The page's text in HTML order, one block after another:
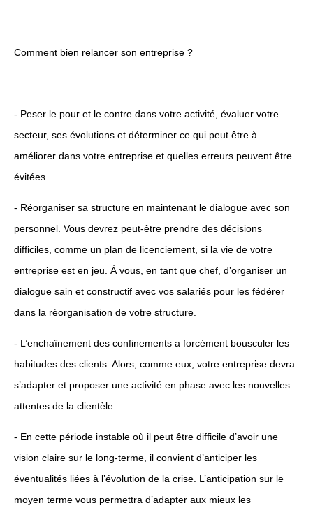
Comment bien relancer son entreprise ?
- Peser le pour et le contre dans votre activité, évaluer votre
secteur, ses évolutions et déterminer ce qui peut être à
améliorer dans votre entreprise et quelles erreurs peuvent être
évitées.
- Réorganiser sa structure en maintenant le dialogue avec son
personnel. Vous devrez peut-être prendre des décisions
difficiles, comme un plan de licenciement, si la vie de votre
entreprise est en jeu. À vous, en tant que chef, d’organiser un
dialogue sain et constructif avec vos salariés pour les fédérer
dans la réorganisation de votre structure.
- L’enchaînement des confinements a forcément bousculer les
habitudes des clients. Alors, comme eux, votre entreprise devra
s’adapter et proposer une activité en phase avec les nouvelles
attentes de la clientèle.
- En cette période instable où il peut être difficile d’avoir une
vision claire sur le long-terme, il convient d’anticiper les
éventualités liées à l’évolution de la crise. L’anticipation sur le
moyen terme vous permettra d’adapter aux mieux les